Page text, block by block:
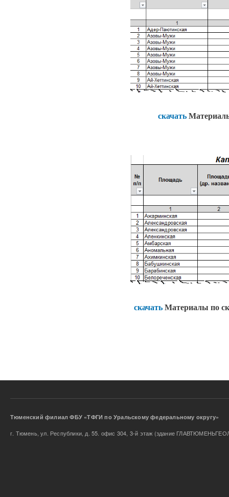
скачать
скачать Материалы по
Тюменский филиал ФБУ «ТФГИ по Уральскому
г. Тюмень, ул. Республики, д. 55. офис 304, 3-й этаж (здание